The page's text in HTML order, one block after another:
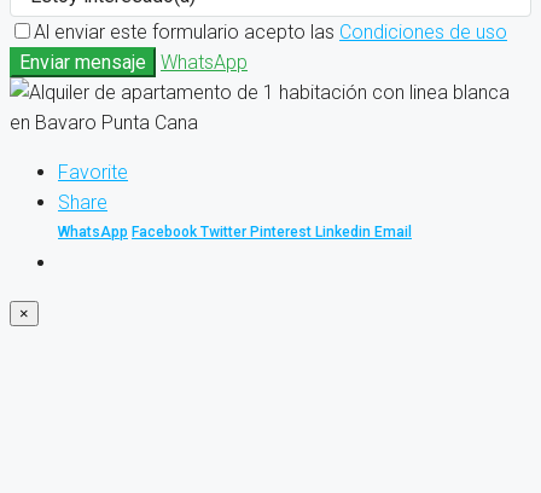
Al enviar este formulario acepto las Condiciones de uso
Enviar mensaje
WhatsApp
Favorite
Share
WhatsApp Facebook Twitter Pinterest Linkedin Email
×